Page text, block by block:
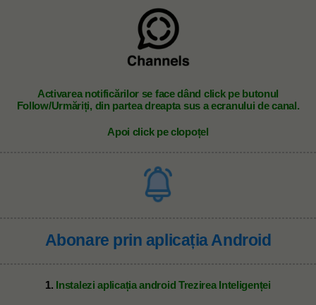
Activarea notificărilor se face dând click pe butonul
Follow/Urmăriți, din partea dreapta sus a ecranului de canal.
Apoi click pe clopoțel
Abonare prin aplicația Android
1. Instalezi aplicația android Trezirea Inteligenței